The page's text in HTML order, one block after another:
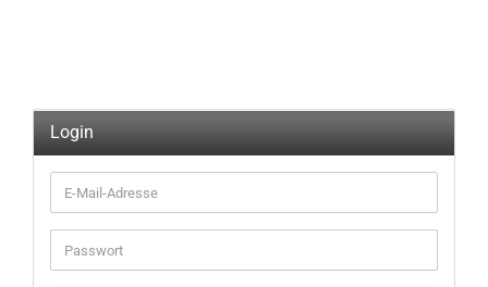
Login
E-
Mail-
Adresse
Passwort